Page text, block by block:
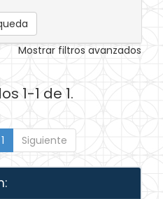
Mostrar filtros avanzados
1-1 de 1.
1 Siguiente